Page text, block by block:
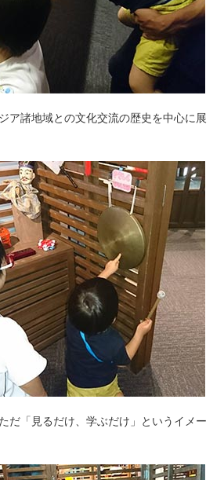
ア諸地域との文化交流の歴史を中心に展
だ「見るだけ、学ぶだけ」というイメー